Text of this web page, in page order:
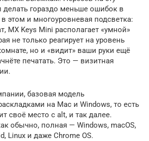
делать гораздо меньше ошибок в
этом и многоуровневая подсветка:
MX Keys Mini располагает «умной»
не только реагирует на уровень
но и «видит» ваши руки ещё
печатать. Это — визитная
базовая модель
на Mac и Windows, то есть
своё место с alt, и так далее.
обычно, полная — Windows, macOS,
Linux и даже Chrome OS.